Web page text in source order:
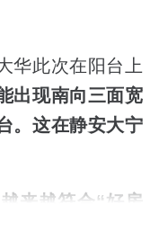
华此次在阳台上
出现南向三面宽
。 这在静安大宁
来越符合“好房